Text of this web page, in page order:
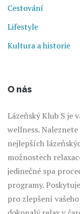
Cestování
Lifestyle
Kultura a historie
O nás
Lázeňský Klub S je
wellness.
nejlepších
možnostech
jedinečné spa
programy.
pro zlepšení